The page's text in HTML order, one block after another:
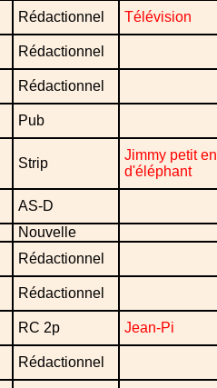
Rédactionnel Télévision
Rédactionnel
Rédactionnel
Pub
Strip
Jimmy petit
d'éléphant
AS-D
Nouvelle
Rédactionnel
Rédactionnel
RC 2p Jean-Pi
Rédactionnel